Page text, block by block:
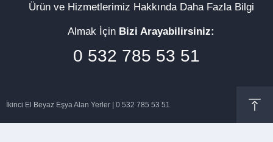
Ürün ve Hizmetlerimiz Hakkında Daha Fazla Bilgi
Almak İçin Bizi Arayabilirsiniz:
0 532 785 53 51
İkinci El Beyaz Eşya Alan Yerler | 0 532 785 53 51